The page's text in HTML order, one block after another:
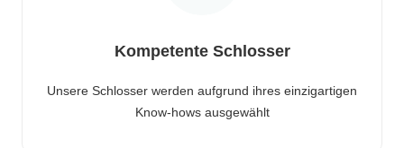
Kompetente Schlosser
Unsere Schlosser werden aufgrund ihres einzigartigen
Know-hows ausgewählt